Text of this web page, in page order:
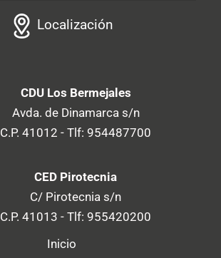
Localización
CDU Los Bermejales
Avda. de Dinamarca s/n
C.P. 41012 - Tlf: 954487700
CED Pirotecnia
C/ Pirotecnia s/n
C.P. 41013 - Tlf: 955420200
Inicio